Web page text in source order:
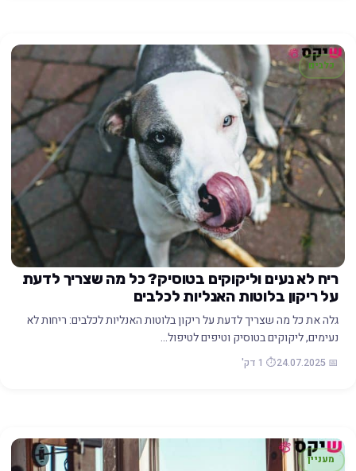
כלבים
ריח לא נעים וליקוקים בטוסיק? כל מה שצריך לדעת
על ריקון בלוטות האנליות לכלבים
גלה את כל מה שצריך לדעת על ריקון בלוטות האנליות לכלבים: ריחות לא
נעימים, ליקוקים בטוסיק וטיפים לטיפול…
📅 24.07.2025 ⏱️ 1 דק'
מעניין